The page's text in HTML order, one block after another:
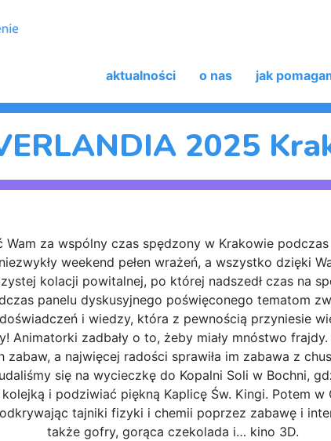
aktualności o nas jak
2025
za wspólny czas spędzony w Krakowie
niezwykły weekend pełen wrażeń, a wszystko dzięki
kolacji powitalnej, po której nadszedł czas na
panelu dyskusyjnego poświęconego tematom
i wiedzy, która z pewnością przyniesie
Animatorki zadbały o to, żeby miały mnóstwo
zabaw, a najwięcej radości sprawiła im zabawa z
się na wycieczkę do Kopalni Soli w Bochni,
i podziwiać piękną Kaplicę Św. Kingi. Potem w
tajniki fizyki i chemii poprzez zabawę i
także gofry, gorąca czekolada i… kino 3D.